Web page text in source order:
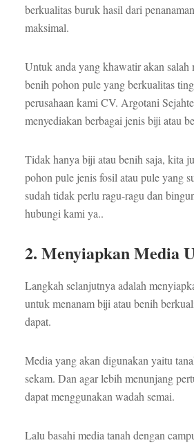
berkualitas buruk hasil dari
maksimal.
Untuk anda yang khawatir akan salah
benih pohon pule yang berkualitas
perusahaan kami CV. Argotani
menyediakan berbagai jenis biji atau
Tidak hanya biji atau benih saja, kita
pohon pule jenis fosil atau pule yang
sudah tidak perlu ragu-ragu dan
hubungi kami ya..
2. Menyiapkan Media
Langkah selanjutnya adalah
untuk menanam biji atau benih
dapat.
Media yang akan digunakan yaitu
sekam. Dan agar lebih menunjang
dapat menggunakan wadah semai.
Lalu basahi media tanah dengan